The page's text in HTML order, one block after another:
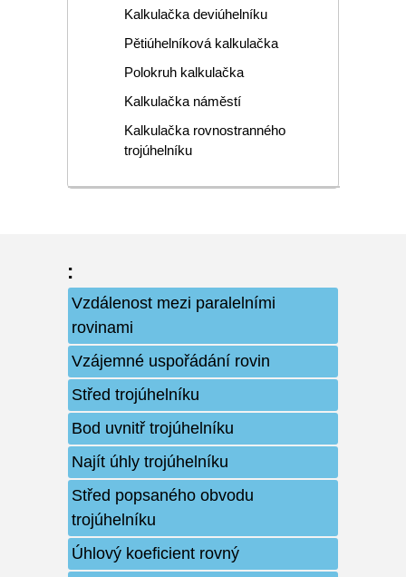
Kalkulačka deviúhelníku
Pětiúhelníková kalkulačka
Polokruh kalkulačka
Kalkulačka náměstí
Kalkulačka rovnostranného
trojúhelníku
:
Vzdálenost mezi paralelními
rovinami
Vzájemné uspořádání rovin
Střed trojúhelníku
Bod uvnitř trojúhelníku
Najít úhly trojúhelníku
Střed popsaného obvodu
trojúhelníku
Úhlový koeficient rovný